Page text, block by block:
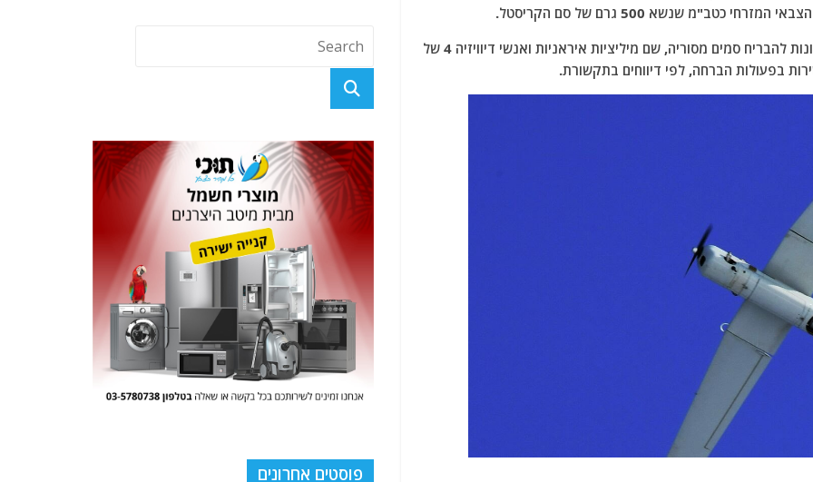
במהלך השנים האחרונות, ירדן הייתה עדה למאות ניסיונות להבריח סמים מסוריה, שם מיליציות איראניות ואנשי דיוויזיה 4 של
בפעולות הברחה, לפי דיווחים בתקשורת.
פוסטים אחרונים